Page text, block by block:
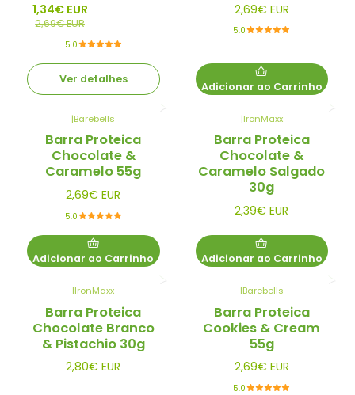
1,34€ EUR
2,69€ EUR
5.0
Ver detalhes
2,69€ EUR
5.0
Adicionar ao Carrinho
|Barebells
Barra Proteica
Chocolate &
Caramelo 55g
2,69€ EUR
5.0
Adicionar ao Carrinho
|IronMaxx
Barra Proteica
Chocolate &
Caramelo Salgado
30g
2,39€ EUR
Adicionar ao Carrinho
|IronMaxx
Barra Proteica
Chocolate Branco
& Pistachio 30g
2,80€ EUR
|Barebells
Barra Proteica
Cookies & Cream
55g
2,69€ EUR
5.0